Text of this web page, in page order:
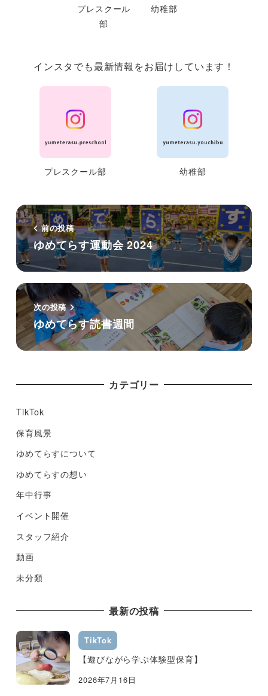
プレスクール
部
幼稚部
インスタでも最新情報をお届けしています！
プレスクール部 幼稚部
前の投稿
ゆめてらす運動会 2024
次の投稿
ゆめてらす読書週間
カテゴリー
TikTok
保育風景
ゆめてらすについて
ゆめてらすの想い
年中行事
イベント開催
スタッフ紹介
動画
未分類
最新の投稿
TikTok
【遊びながら学ぶ体験型保育】
2026年7月16日